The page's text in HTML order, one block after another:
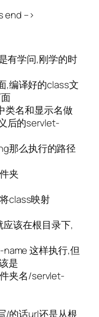
end –>
有学问,刚学的时
,编译好的class文
类名和显示名做
后的servlet-
那么执行的路径
夹
class映射
该在根目录下,
这样执行,但
是
夹名/servlet-
/的话url还是从根